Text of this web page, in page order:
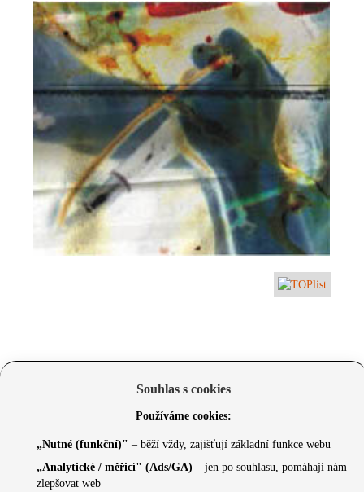
Souhlas s cookies
Používáme cookies:
„Nutné (funkční)" – běží vždy, zajišťují základní funkce webu
„Analytické / měřicí" (Ads/GA) – jen po souhlasu, pomáhají nám
zlepšovat web